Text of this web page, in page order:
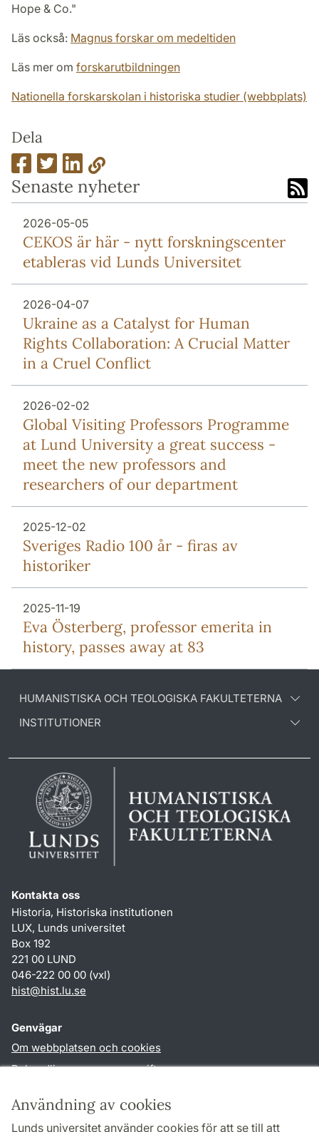
Användning av cookies
Lunds universitet använder cookies för att se till att
Hope & Co."
Läs också: Magnus forskar om medeltiden
Läs mer om forskarutbildningen
Nationella forskarskolan i historiska studier (webbplats)
Dela
Senaste nyheter
2026-05-05
CEKOS är här - nytt forskningscenter
etableras vid Lunds Universitet
2026-04-07
Ukraine as a Catalyst for Human
Rights Collaboration: A Crucial Matter
in a Cruel Conflict
2026-02-02
Global Visiting Professors Programme
at Lund University a great success -
meet the new professors and
researchers of our department
2025-12-02
Sveriges Radio 100 år - firas av
historiker
2025-11-19
Eva Österberg, professor emerita in
history, passes away at 83
HUMANISTISKA OCH TEOLOGISKA FAKULTETERNA
INSTITUTIONER
Kontakta oss
Historia, Historiska institutionen
LUX, Lunds universitet
Box 192
221 00 LUND
046-222 00 00 (vxl)
hist@hist.lu.se
Genvägar
Om webbplatsen och cookies
Behandling av personuppgifter
TYPO3-login